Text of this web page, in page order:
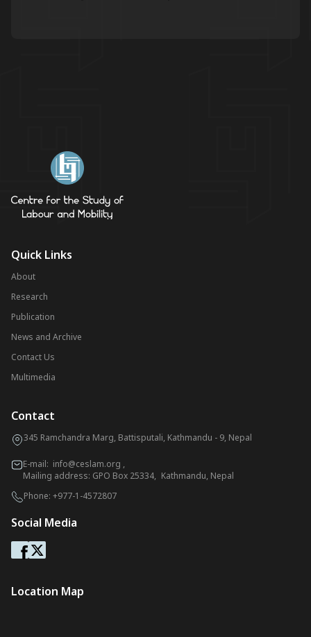
Quick Links
About
Research
Publication
News and Archive
Contact Us
Multimedia
Contact
345 Ramchandra Marg, Battisputali, Kathmandu - 9, Nepal
E-mail: info@ceslam.org ,
Mailing address: GPO Box 25334, Kathmandu, Nepal
Phone: +977-1-4572807
Social Media
Location Map